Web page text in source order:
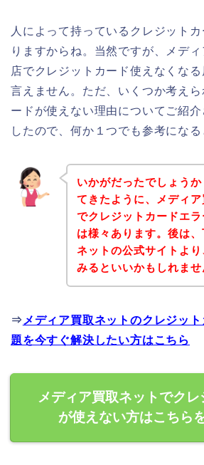
人によって持っているクレジット
りますからね。当然ですが、メデ
店でクレジットカード使えなくな
言えません。ただ、いくつか考え
ードが使えない理由についてご紹介
したので、何か１つでも参考になる
いかがだったでしょう
てきたように、メディ
でクレジットカードエ
は様々あります。後は
ネットの公式サイトよ
みるといいかもしれませ
⇒ メディア買取ネットのクレジッ
題を今すぐ解決したい方はこちら
メディア買取ネットでクレ
が使えない方はこちら